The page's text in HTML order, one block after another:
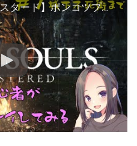
＃１【ダークソウルリマスタード】ポンコツプレイヤーがダークソウルやってみる【初見さん&コメント歓迎】